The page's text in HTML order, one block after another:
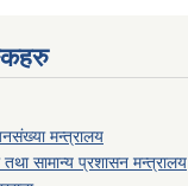
मन्त्रालय
सामान्य प्रशासन मन्त्रालय